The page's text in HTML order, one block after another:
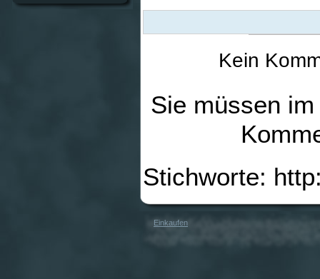
Kein
Sie müssen
Stichworte:
Einkaufen